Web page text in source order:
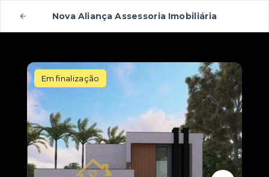
Nova Aliança Assessoria Imobiliária
Em finalização